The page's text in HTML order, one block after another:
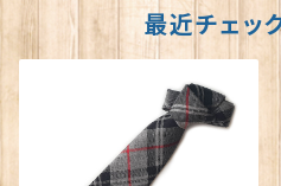
最近チェッ